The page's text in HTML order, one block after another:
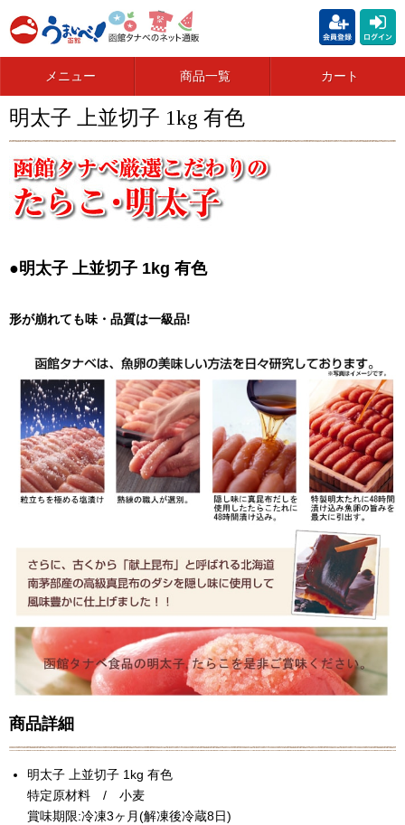
メニュー 商品一覧 カート
明太子 上並切子 1kg 有色
●明太子 上並切子 1kg 有色
形が崩れても味・品質は一級品!
商品詳細
明太子 上並切子 1kg 有色
特定原材料 / 小麦
賞味期限:冷凍3ヶ月(解凍後冷蔵8日)